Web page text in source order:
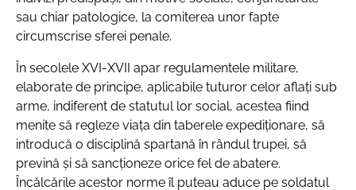
sau chiar patologice, la comiterea unor fapte
circumscrise sferei penale.
În secolele XVI-XVII apar regulamentele militare,
elaborate de principe, aplicabile tuturor celor aflaţi sub
arme, indiferent de statutul lor social, acestea fiind
menite să regleze viața din taberele expediționare, să
introducă o disciplină spartană în rândul trupei, să
prevină și să sancționeze orice fel de abatere.
Încălcările acestor norme îl puteau aduce pe soldatul